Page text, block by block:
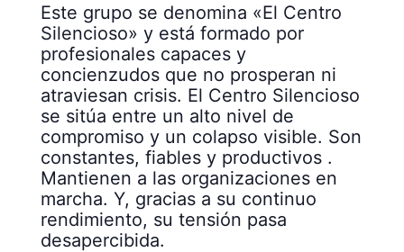
Este grupo se denomina «El Centro
Silencioso» y está formado por
profesionales capaces y
concienzudos que no prosperan ni
atraviesan crisis. El Centro Silencioso
se sitúa entre un alto nivel de
compromiso y un colapso visible. Son
constantes, fiables y productivos .
Mantienen a las organizaciones en
marcha. Y, gracias a su continuo
rendimiento, su tensión pasa
desapercibida.